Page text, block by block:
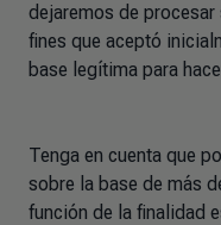
dejaremos de
fines que aceptó
base legítima para
Tenga en cuenta que
sobre la base de más
función de la finalidad